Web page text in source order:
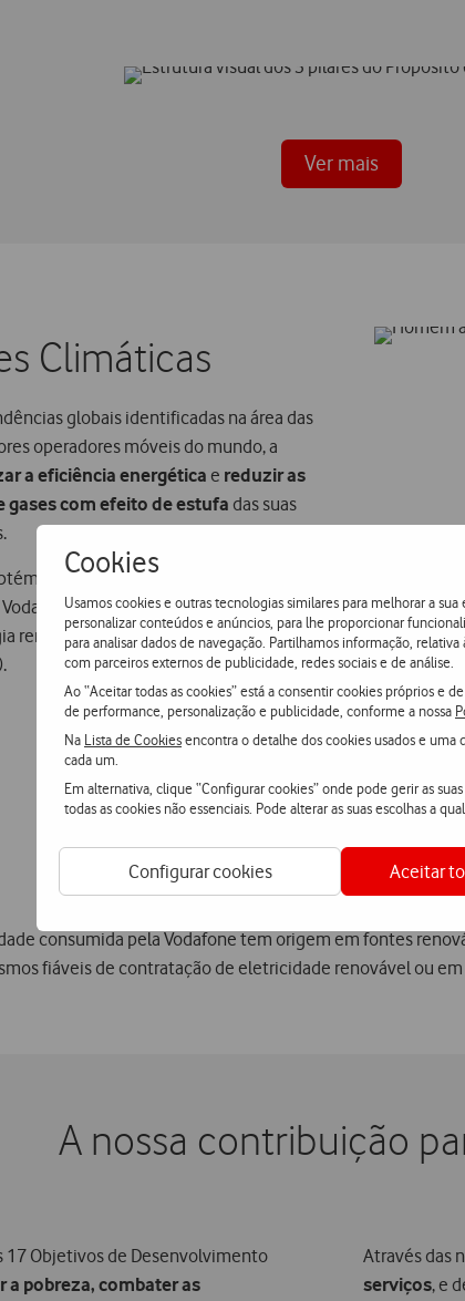
Cookies
Usamos cookies e outras tecnologias similares para melhorar a sua
personalizar conteúdos e anúncios, para lhe proporcionar
para analisar dados de navegação. Partilhamos informação, relativa
com parceiros externos de publicidade, redes sociais e de análise.
Ao “Aceitar todas as cookies” está a consentir cookies próprios e
de performance, personalização e publicidade, conforme a nossa
Na Lista de Cookiesencontra o detalhe dos cookies usados e uma
cada um.
Em alternativa, clique “Configurar cookies” onde pode gerir as
todas as cookies não essenciais. Pode alterar as suas escolhas a
Configurar cookies Aceitar
Ver mais
Climáticas​
globais identificadas na área das
operadores móveis do mundo, a
a eficiência energética e reduzir as
com efeito de estufa das suas
100% do seu consumo de eletricidade
Portugal esta meta é alcançada
renovável (PPAs) e a compra de
consumida pela Vodafone tem origem em fontes
fiáveis de contratação de eletricidade renovável ou
A nossa contribuição
17 Objetivos de Desenvolvimento
a pobreza, combater as
Através das
serviços, e